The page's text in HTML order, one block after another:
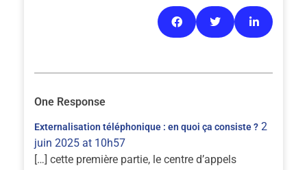
One Response
Externalisation téléphonique : en quoi ça consiste ? 2
juin 2025 at 10h57
[…] cette première partie, le centre d’appels